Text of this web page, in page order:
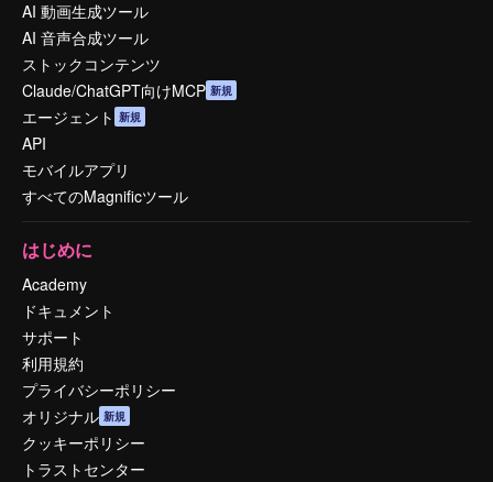
AI 動画生成ツール
AI 音声合成ツール
ストックコンテンツ
Claude/ChatGPT向けMCP 新規
エージェント 新規
API
モバイルアプリ
すべてのMagnificツール
はじめに
Academy
ドキュメント
サポート
利用規約
プライバシーポリシー
オリジナル 新規
クッキーポリシー
トラストセンター